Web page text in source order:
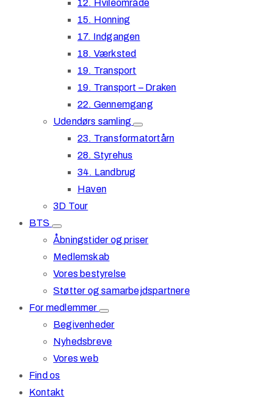
12. Hvileområde
15. Honning
17. Indgangen
18. Værksted
19. Transport
19. Transport – Draken
22. Gennemgang
Udendørs samling
23. Transformatortårn
28. Styrehus
34. Landbrug
Haven
3D Tour
BTS
Åbningstider og priser
Medlemskab
Vores bestyrelse
Støtter og samarbejdspartnere
For medlemmer
Begivenheder
Nyhedsbreve
Vores web
Find os
Kontakt